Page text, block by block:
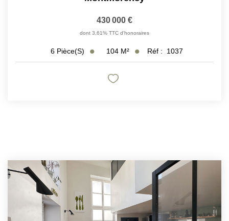
430 000 €
dont 3,61% TTC d'honoraires
6 Pièce(s) 104 M² Réf : 1037